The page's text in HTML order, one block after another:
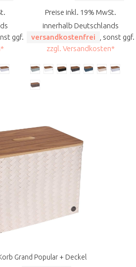
ggf.
Preise inkl. 19% MwSt.
innerhalb Deutschlands
versandkostenfrei
, sonst ggf.
zzgl. Versandkosten*
Grand Popular + Deckel